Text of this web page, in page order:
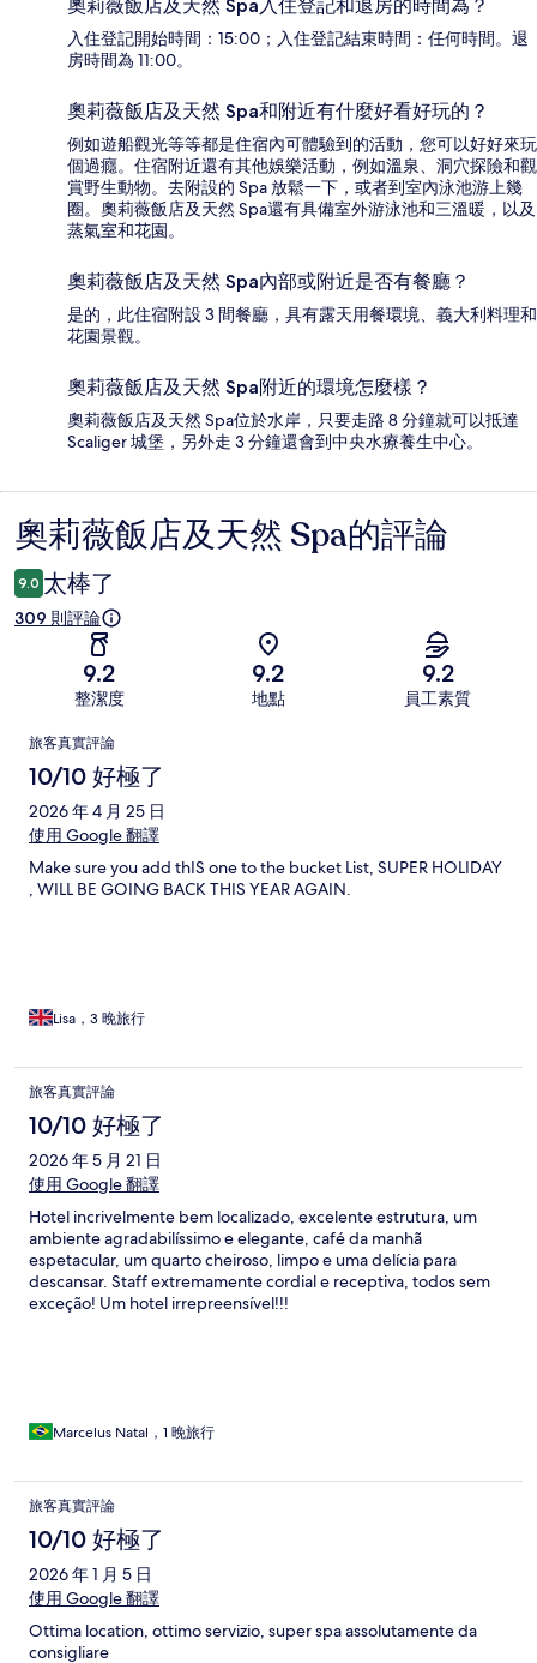
奧莉薇飯店及天然 Spa入住登記和退房的時間為？
入住登記開始時間：15:00；入住登記結束時間：任何時間。退
房時間為 11:00。
奧莉薇飯店及天然 Spa和附近有什麼好看好玩的？
例如遊船觀光等等都是住宿內可體驗到的活動，您可以好好來玩
個過癮。住宿附近還有其他娛樂活動，例如溫泉、洞穴探險和觀
賞野生動物。去附設的 Spa 放鬆一下，或者到室內泳池游上幾
圈。奧莉薇飯店及天然 Spa還有具備室外游泳池和三溫暖，以及
蒸氣室和花園。
奧莉薇飯店及天然 Spa內部或附近是否有餐廳？
是的，此住宿附設 3 間餐廳，具有露天用餐環境、義大利料理和
花園景觀。
奧莉薇飯店及天然 Spa附近的環境怎麼樣？
奧莉薇飯店及天然 Spa位於水岸，只要走路 8 分鐘就可以抵達
Scaliger 城堡，另外走 3 分鐘還會到中央水療養生中心。
評
論
奧莉薇飯店及天然 Spa的評論
9.0 太棒了
309 則評論
9.2
整潔度
9.2
地點
9.2
員工素質
評
論
旅客真實評論
10/10 好極了
2026 年 4 月 25 日
使用 Google 翻譯
Make sure you add thIS one to the bucket List, SUPER HOLIDAY
, WILL BE GOING BACK THIS YEAR AGAIN.
Lisa，3 晚旅行
旅客真實評論
10/10 好極了
2026 年 5 月 21 日
使用 Google 翻譯
Hotel incrivelmente bem localizado, excelente estrutura, um
ambiente agradabilíssimo e elegante, café da manhã
espetacular, um quarto cheiroso, limpo e uma delícia para
descansar. Staff extremamente cordial e receptiva, todos sem
exceção! Um hotel irrepreensível!!!
Marcelus Natal，1 晚旅行
旅客真實評論
10/10 好極了
2026 年 1 月 5 日
使用 Google 翻譯
Ottima location, ottimo servizio, super spa assolutamente da
consigliare